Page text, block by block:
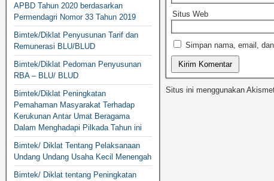
Situs Web
Simpan nama, email,
Situs ini menggunakan
APBD Tahun 2020 berdasarkan
Permendagri Nomor 33 Tahun 2019
Bimtek/Diklat Penyusunan Tarif dan
Remunerasi BLU/BLUD
Bimtek/Diklat Pedoman Penyusunan
RBA – BLU/ BLUD
Bimtek/Diklat Peningkatan
Pemahaman Masyarakat Terhadap
Kerukunan Antar Umat Beragama
Dalam Menghadapi Pilkada Tahun ini
Bimtek/ Diklat Tentang Pelaksanaan
Undang Undang Usaha Kecil Menengah
Bimtek/ Diklat tentang Peningkatan